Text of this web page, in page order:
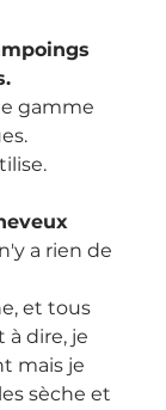
gamme
a rien de
et tous
à dire, je
mais je
sèche et